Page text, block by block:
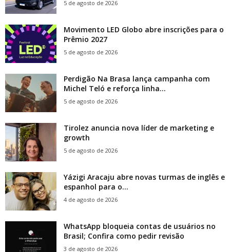
5 de agosto de 2026
Movimento LED Globo abre inscrições para o
Prêmio 2027
5 de agosto de 2026
Perdigão Na Brasa lança campanha com
Michel Teló e reforça linha...
5 de agosto de 2026
Tirolez anuncia nova líder de marketing e
growth
5 de agosto de 2026
Yázigi Aracaju abre novas turmas de inglês e
espanhol para o...
4 de agosto de 2026
WhatsApp bloqueia contas de usuários no
Brasil; Confira como pedir revisão
3 de agosto de 2026